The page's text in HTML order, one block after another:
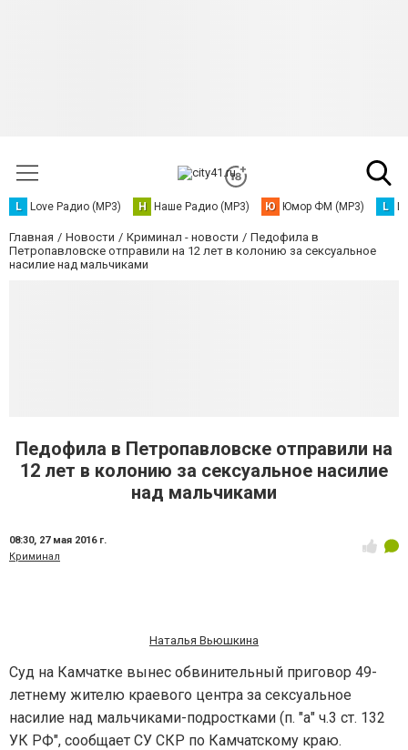
L Love Радио (MP3) Н Наше Радио (MP3) Ю Юмор ФМ (MP3) L
Главная Новости Криминал - новости
Педофила в
Петропавловске отправили на 12 лет в колонию за сексуальное
насилие над мальчиками
Педофила в Петропавловске отправили на
12 лет в колонию за сексуальное насилие
над мальчиками
08:30, 27 мая 2016 г.
Криминал
Наталья Вьюшкина
Суд на Камчатке вынес обвинительный приговор 49-
летнему жителю краевого центра за сексуальное
насилие над мальчиками-подростками (п. "а" ч.3 ст. 132
УК РФ", сообщает СУ СКР по Камчатскому краю.